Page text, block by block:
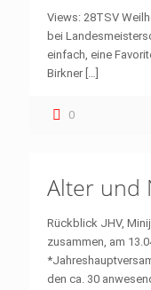
Views: 28TSV
bei
einfach, eine
Birkner […]
0
Alter und
Rückblick JHV,
zusammen, am
den ca. 30